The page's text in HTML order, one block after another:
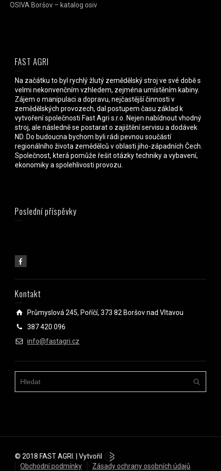
OSIVA Boršov – katalog osiv
FAST AGRI
Na začátku to byl rychlý žlutý zemědělský stroj ve své době s
velmi nekonvenčním vzhledem, zejména umístěním kabiny.
Zájem o manipulaci a dopravu, nejčastější činnosti v
zemědělských provozech, dal postupem času základ k
vytvoření společnosti Fast Agri s.r.o. Nejen nabídnout vhodný
stroj, ale následně se postarat o zajištění servisu a dodávek
ND. Do budoucna bychom byli rádi pevnou součástí
regionálního života zemědělců v oblasti jiho-západních Čech.
Společnost, která pomůže řešit otázky techniky a vybavení,
ekonomiky a spolehlivosti provozu.
Poslední příspěvky
Kontakt
Průmyslová 245, Poříčí, 373 82 Boršov nad Vltavou
387 420 096
info@fastagri.cz
© 2018 FAST AGRI. | Vytvořil
Obchodní podmínky
Zásady ochrany osobních údajů